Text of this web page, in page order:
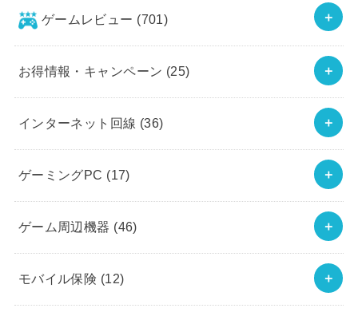
ゲームレビュー (701)
お得情報・キャンペーン (25)
インターネット回線 (36)
ゲーミングPC (17)
ゲーム周辺機器 (46)
モバイル保険 (12)